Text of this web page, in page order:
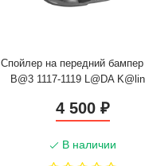
Спойлер на передний
B@3 1117-1119 L@DA
4 500₽
В наличии